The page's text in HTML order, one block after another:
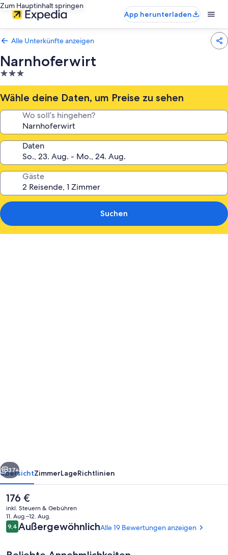
Zum Hauptinhalt springen
App herunterladen
Alle Unterkünfte anzeigen
Narnhoferwirt
3.0-
Sterne-
Unterkunft
Wähle deine Daten, um Preise zu sehen
Wo soll’s hingehen?
Daten
Gäste
Suchen
Weiter
37+
ÜbersichtZimmerLageRichtlinien
Der
aktuelle
Preis
beträgt
176 €.
176 €
inkl. Steuern & Gebühren
11. Aug.–12. Aug.
Bewertungen
9,49,4 von 10.
AußergewöhnlichAlle 19 Bewertungen anzeigen